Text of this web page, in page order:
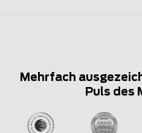
Mehrfach
Puls des